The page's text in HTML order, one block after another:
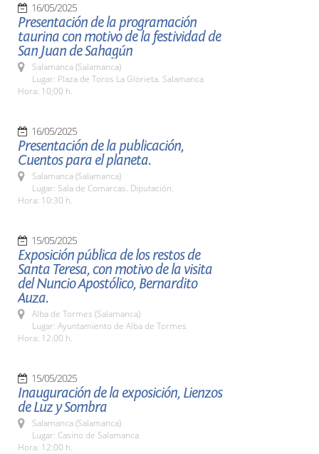
16/05/2025
Presentación de la programación
taurina con motivo de la festividad de
San Juan de Sahagún
Salamanca (Salamanca)
Lugar: Plaza de Toros La Glorieta. Salamanca
Hora: 10;00 h.
16/05/2025
Presentación de la publicación,
Cuentos para el planeta.
Salamanca (Salamanca)
Lugar: Sala de Comarcas. Diputación.
Hora: 10:30 h.
15/05/2025
Exposición pública de los restos de
Santa Teresa, con motivo de la visita
del Nuncio Apostólico, Bernardito
Auza.
Alba de Tormes (Salamanca)
Lugar: Ayuntamiento de Alba de Tormes
Hora: 12:00 h.
15/05/2025
Inauguración de la exposición, Lienzos
de Luz y Sombra
Salamanca (Salamanca)
Lugar: Casino de Salamanca
Hora: 12:00 h.